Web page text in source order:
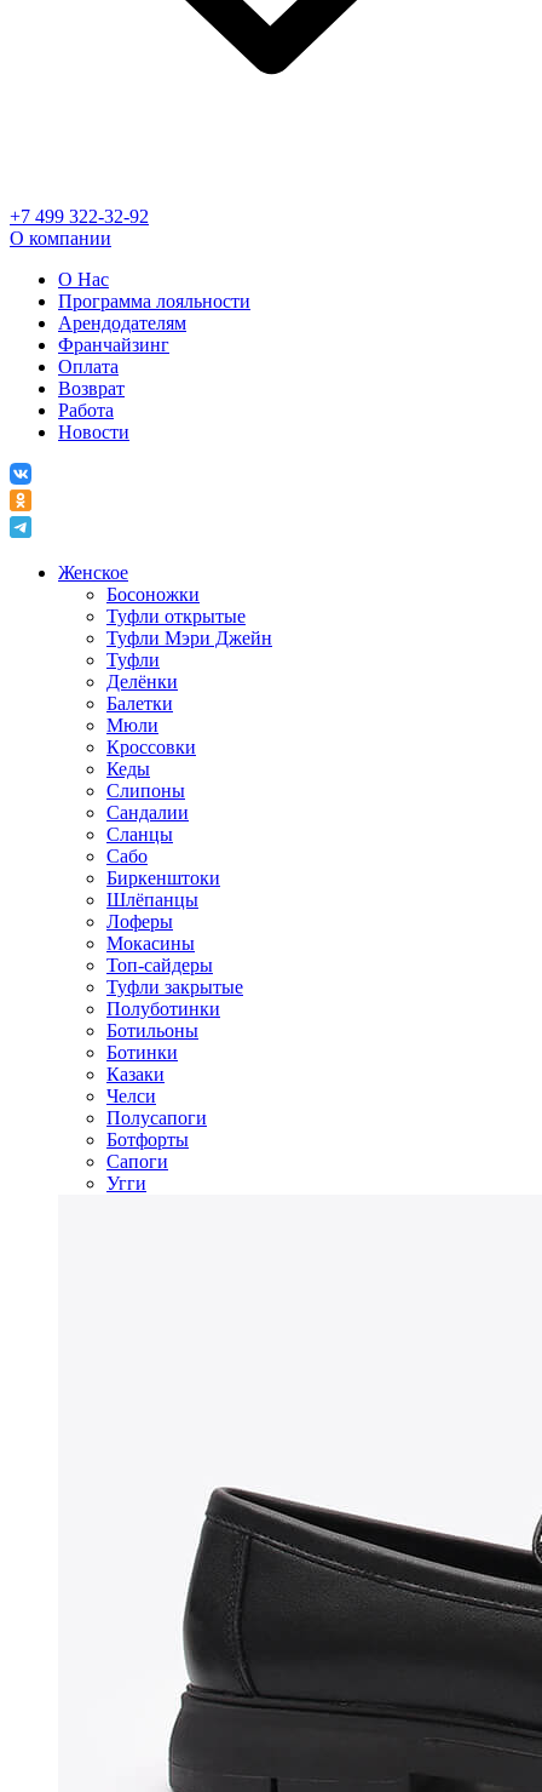
+7 499 322-32-92
О компании
О Нас
Программа лояльности
Арендодателям
Франчайзинг
Оплата
Возврат
Работа
Новости
Женское
Босоножки
Туфли открытые
Туфли Мэри Джейн
Туфли
Делёнки
Балетки
Мюли
Кроссовки
Кеды
Слипоны
Сандалии
Сланцы
Сабо
Биркенштоки
Шлёпанцы
Лоферы
Мокасины
Топ-сайдеры
Туфли закрытые
Полуботинки
Ботильоны
Ботинки
Казаки
Челси
Полусапоги
Ботфорты
Сапоги
Угги